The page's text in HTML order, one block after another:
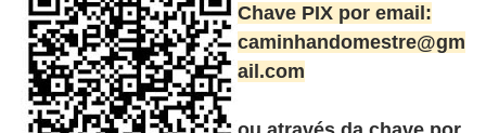
Chave PIX por email:
caminhandomestre@gm
ail.com